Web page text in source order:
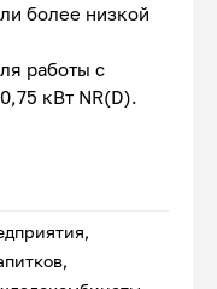
более низкой
работы с
кВт NR(D).